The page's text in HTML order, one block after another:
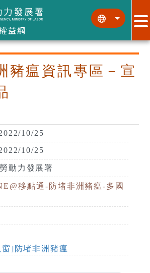
益網
::: :::
豬瘟資訊專區－宣
10/25
10/25
動力發展署
移點通-防堵非洲豬瘟-多國
]防堵非洲豬瘟